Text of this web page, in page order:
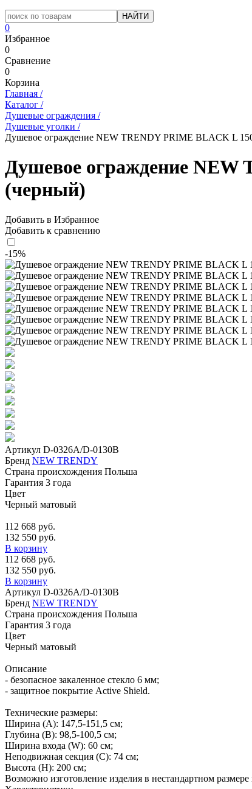
0
Избранное
0
Сравнение
0
Корзина
Главная /
Каталог /
Душевые ограждения /
Душевые уголки /
Душевое ограждение NEW TRENDY PRIME BLACK L
Душевое ограждение NEW
(черный)
Добавить в Избранное
Добавить к сравнению
-15%
Артикул D-0326A/D-0130B
Бренд NEW TRENDY
Страна происхождения Польша
Гарантия 3 года
Цвет
Черный матовый
112 668 руб.
132 550 руб.
В корзину
112 668 руб.
132 550 руб.
В корзину
Артикул D-0326A/D-0130B
Бренд NEW TRENDY
Страна происхождения Польша
Гарантия 3 года
Цвет
Черный матовый
Описание
- безопасное закаленное стекло 6 мм;
- защитное покрытие Active Shield.
Технические размеры:
Ширина (A): 147,5-151,5 см;
Глубина (B): 98,5-100,5 см;
Ширина входа (W): 60 см;
Неподвижная секция (С): 74 см;
Высота (H): 200 см;
Возможно изготовление изделия в нестандартном размере